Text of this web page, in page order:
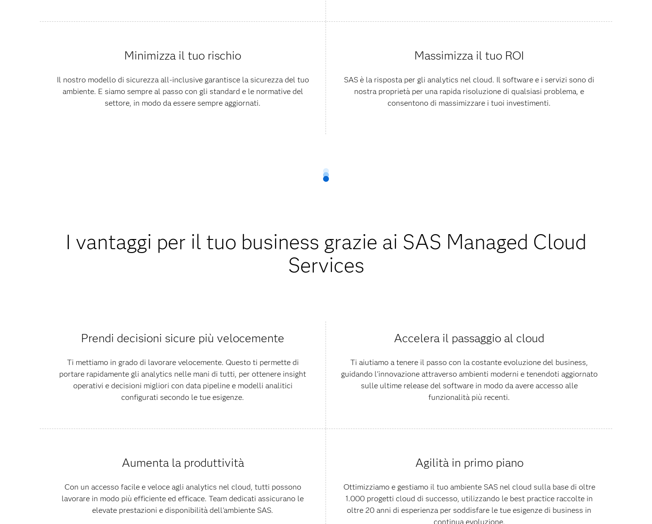
Minimizza il tuo rischio
Il nostro modello di sicurezza all-inclusive garantisce la sicurezza del tuo
ambiente. E siamo sempre al passo con gli standard e le normative del
settore, in modo da essere sempre aggiornati.
Massimizza il tuo ROI
SAS è la risposta per gli analytics nel cloud. Il software e i servizi sono di
nostra proprietà per una rapida risoluzione di qualsiasi problema, e
consentono di massimizzare i tuoi investimenti.
I vantaggi per il tuo business grazie ai SAS Managed Cloud
Services
Prendi decisioni sicure più velocemente
Ti mettiamo in grado di lavorare velocemente. Questo ti permette di
portare rapidamente gli analytics nelle mani di tutti, per ottenere insight
operativi e decisioni migliori con data pipeline e modelli analitici
configurati secondo le tue esigenze.
Accelera il passaggio al cloud
Ti aiutiamo a tenere il passo con la costante evoluzione del business,
guidando l'innovazione attraverso ambienti moderni e tenendoti aggiornato
sulle ultime release del software in modo da avere accesso alle
funzionalità più recenti.
Aumenta la produttività
Con un accesso facile e veloce agli analytics nel cloud, tutti possono
lavorare in modo più efficiente ed efficace. Team dedicati assicurano le
elevate prestazioni e disponibilità dell'ambiente SAS.
Agilità in primo piano
Ottimizziamo e gestiamo il tuo ambiente SAS nel cloud sulla base di oltre
1.000 progetti cloud di successo, utilizzando le best practice raccolte in
oltre 20 anni di esperienza per soddisfare le tue esigenze di business in
continua evoluzione.